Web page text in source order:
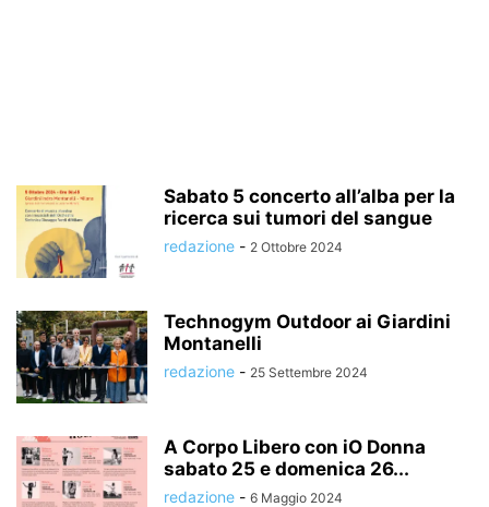
Sabato 5 concerto all’alba per la
ricerca sui tumori del sangue
redazione - 2 Ottobre 2024
Technogym Outdoor ai Giardini
Montanelli
redazione - 25 Settembre 2024
A Corpo Libero con iO Donna
sabato 25 e domenica 26...
redazione - 6 Maggio 2024